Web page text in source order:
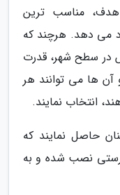
هدف، مناسب ترین
می دهد. هرچند که
در سطح شهر، قدرت
آن ها می توانند هر
انتخاب نمایند.
حاصل نمایند که
نصب شده و به